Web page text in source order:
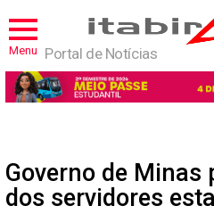
Menu Portal de Notícias
Governo de Minas
dos servidores